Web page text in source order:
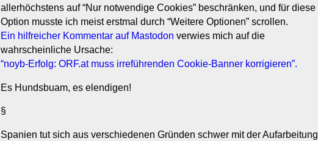
allerhöchstens auf “Nur notwendige Cookies” beschränken, und für diese
Option musste ich meist erstmal durch “Weitere Optionen” scrollen.
Ein hilfreicher Kommentar auf Mastodon verwies mich auf die
wahrscheinliche Ursache:
“noyb-Erfolg: ORF.at muss irreführenden Cookie-Banner korrigieren”.
Es Hundsbuam, es elendigen!
§
Spanien tut sich aus verschiedenen Gründen schwer mit der Aufarbeitung